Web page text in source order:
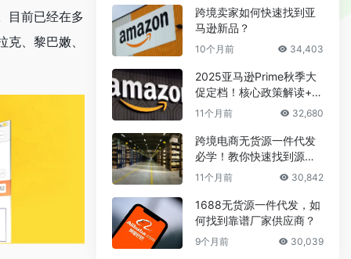
目前已经在多
、黎巴嫩、
跨境卖家如何快速找到亚
马逊新品？
10个月前 34,403
2025亚马逊Prime秋季大
促定档！核心政策解读+爆
款选品攻略
11个月前 32,680
跨境电商无货源一件代发
必学！教你快速找到源头
厂家
11个月前 30,842
1688无货源一件代发，如
何找到靠谱厂家供应商？
9个月前 30,039